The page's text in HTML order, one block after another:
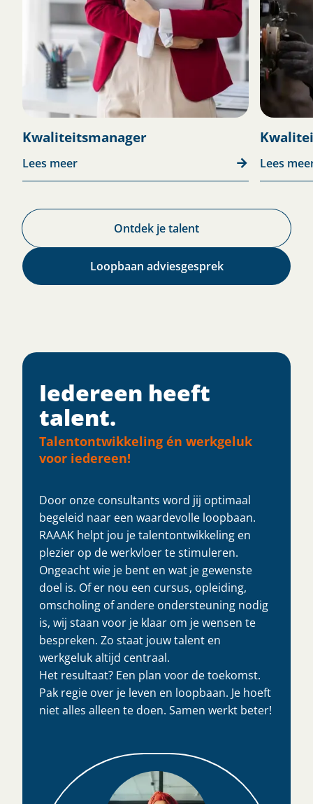
Kwaliteitsmanager
Lees meer Lees
Ontdek je talent
Loopbaan adviesgesprek
Iedereen heeft
talent.​
Talentontwikkeling én werkgeluk
voor iedereen!
Door onze consultants word jij optimaal
begeleid naar een waardevolle loopbaan.
RAAAK helpt jou je talentontwikkeling en
plezier op de werkvloer te stimuleren.
Ongeacht wie je bent en wat je gewenste
doel is. Of er nou een cursus, opleiding,
omscholing of andere ondersteuning nodig
is, wij staan voor je klaar om je wensen te
bespreken. Zo staat jouw talent en
werkgeluk altijd centraal.
Het resultaat? Een plan voor de toekomst.
Pak regie over je leven en loopbaan. Je hoeft
niet alles alleen te doen. Samen werkt beter!​